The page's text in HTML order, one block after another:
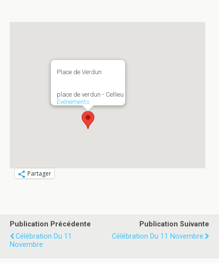
Place de Verdun
place de verdun - Cellieu
Événements
Partager
Publication Précédente
Célébration Du 11
Novembre
Publication Suivante
Célébration Du 11 Novembre